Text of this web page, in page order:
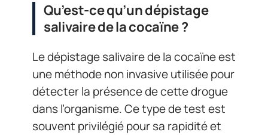
Qu’est-ce qu’un dépistage
salivaire de la cocaïne ?
Le dépistage salivaire de la cocaïne est
une méthode non invasive utilisée pour
détecter la présence de cette drogue
dans l’organisme. Ce type de test est
souvent privilégié pour sa rapidité et